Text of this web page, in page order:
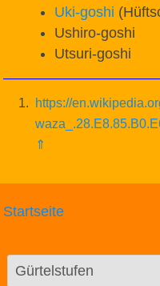
Uki-goshi
Ushiro-goshi
Utsuri-goshi
1
https://
⇑
Startseite
Gürtelstufen